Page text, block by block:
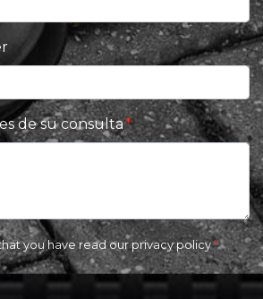
de su consulta
you have read our privacy policy